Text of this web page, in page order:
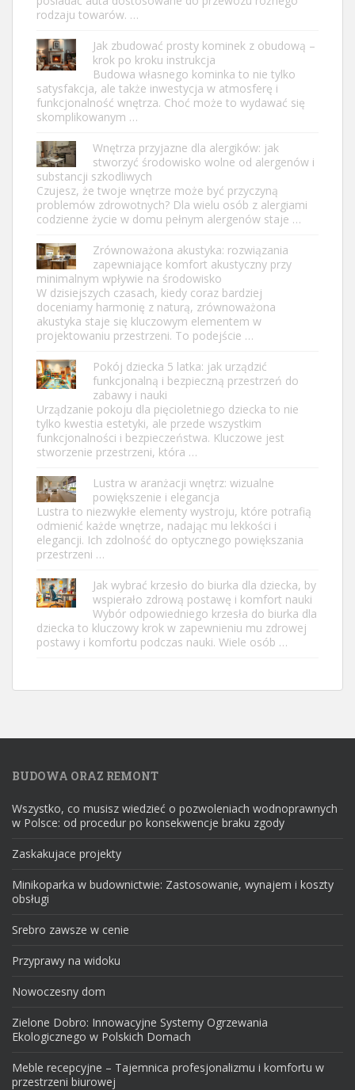
rodzaju towarów. …
Jak zbudować prosty kominek z obudową –
krok po kroku instrukcja
Budowa własnego kominka to nie tylko
satysfakcja, ale także inwestycja w atmosferę i
funkcjonalność wnętrza. Choć może to wydawać się
skomplikowanym …
Wnętrza przyjazne dla alergików: jak
stworzyć środowisko wolne od alergenów i
substancji szkodliwych
Czujesz, że twoje wnętrze może być przyczyną
problemów zdrowotnych? Dla wielu osób z alergiami
codzienne życie w domu pełnym alergenów staje …
Zrównoważona akustyka: rozwiązania
zapewniające komfort akustyczny przy
minimalnym wpływie na środowisko
W dzisiejszych czasach, kiedy coraz bardziej
doceniamy harmonię z naturą, zrównoważona
akustyka staje się kluczowym elementem w
projektowaniu przestrzeni. To podejście …
Pokój dziecka 5 latka: jak urządzić
funkcjonalną i bezpieczną przestrzeń do
zabawy i nauki
Urządzanie pokoju dla pięcioletniego dziecka to nie
tylko kwestia estetyki, ale przede wszystkim
funkcjonalności i bezpieczeństwa. Kluczowe jest
stworzenie przestrzeni, która …
Lustra w aranżacji wnętrz: wizualne
powiększenie i elegancja
Lustra to niezwykłe elementy wystroju, które potrafią
odmienić każde wnętrze, nadając mu lekkości i
elegancji. Ich zdolność do optycznego powiększania
przestrzeni …
Jak wybrać krzesło do biurka dla dziecka, by
wspierało zdrową postawę i komfort nauki
Wybór odpowiedniego krzesła do biurka dla
dziecka to kluczowy krok w zapewnieniu mu zdrowej
postawy i komfortu podczas nauki. Wiele osób …
BUDOWA ORAZ REMONT
Wszystko, co musisz wiedzieć o pozwoleniach wodnoprawnych
w Polsce: od procedur po konsekwencje braku zgody
Zaskakujace projekty
Minikoparka w budownictwie: Zastosowanie, wynajem i koszty
obsługi
Srebro zawsze w cenie
Przyprawy na widoku
Nowoczesny dom
Zielone Dobro: Innowacyjne Systemy Ogrzewania
Ekologicznego w Polskich Domach
Meble recepcyjne – Tajemnica profesjonalizmu i komfortu w
przestrzeni biurowej